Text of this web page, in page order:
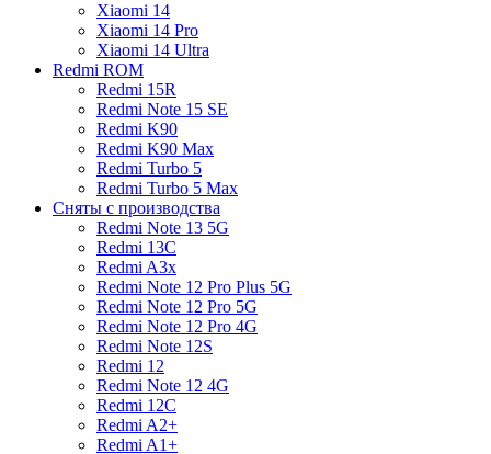
Xiaomi 14
Xiaomi 14 Pro
Xiaomi 14 Ultra
Redmi ROM
Redmi 15R
Redmi Note 15 SE
Redmi K90
Redmi K90 Max
Redmi Turbo 5
Redmi Turbo 5 Max
Сняты с производства
Redmi Note 13 5G
Redmi 13C
Redmi A3x
Redmi Note 12 Pro Plus 5G
Redmi Note 12 Pro 5G
Redmi Note 12 Pro 4G
Redmi Note 12S
Redmi 12
Redmi Note 12 4G
Redmi 12C
Redmi A2+
Redmi A1+